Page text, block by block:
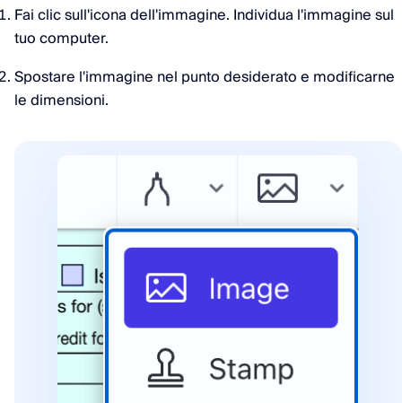
Fai clic sull'icona dell'immagine. Individua l'immagine sul
tuo computer.
Spostare l'immagine nel punto desiderato e modificarne
le dimensioni.